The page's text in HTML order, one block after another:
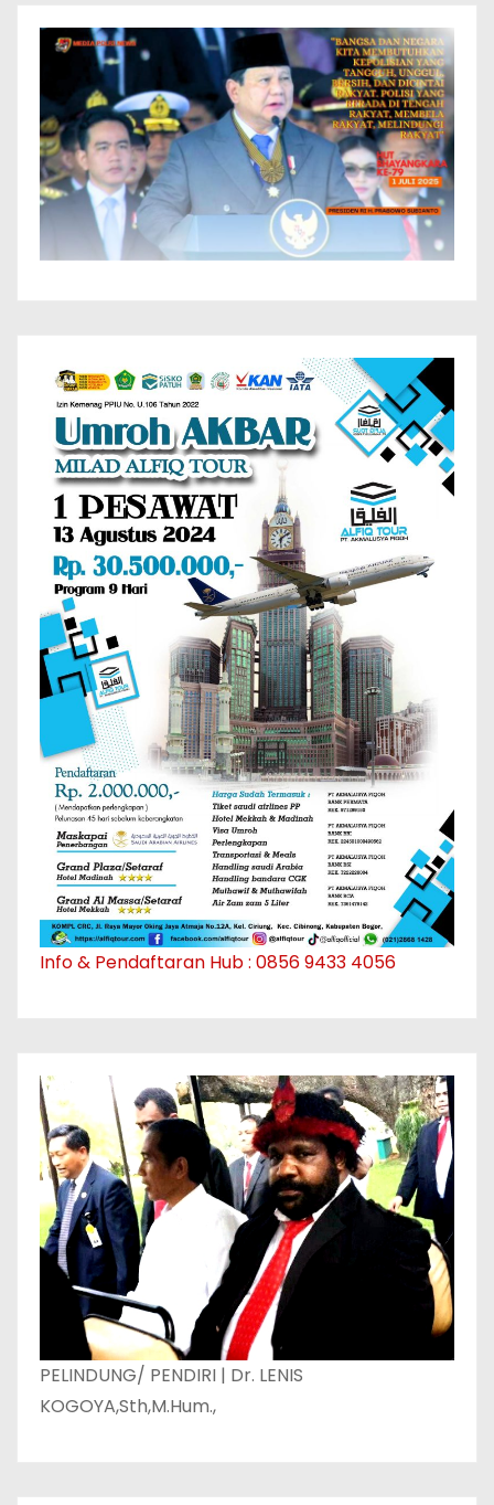
Info & Pendaftaran Hub : 0856 9433 4056
PELINDUNG/ PENDIRI | Dr. LENIS
KOGOYA,Sth,M.Hum.,